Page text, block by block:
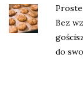
Bez
do